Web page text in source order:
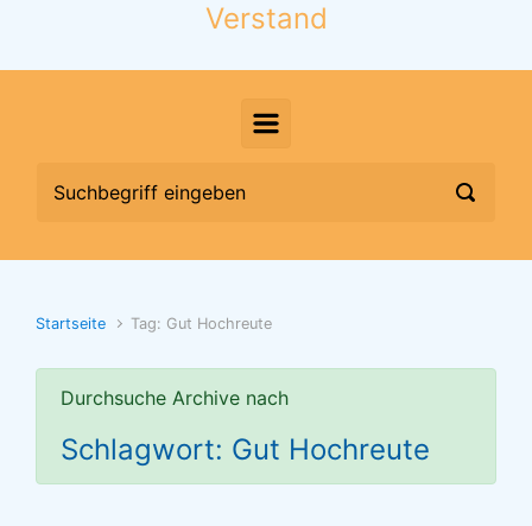
Verstand
Startseite Tag: Gut Hochreute
Durchsuche Archive nach
Schlagwort: Gut Hochreute